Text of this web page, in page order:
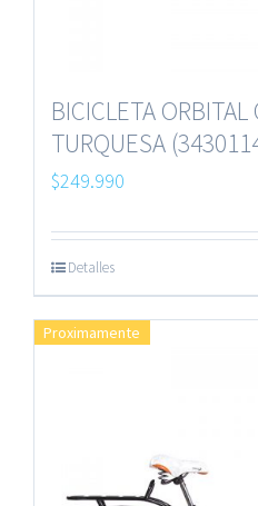
BICICLETA ORBITAL
TURQUESA
$249.990
Detalles
Proximamente